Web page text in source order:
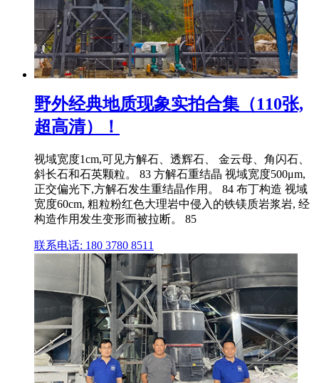
野外经典地质现象实拍合集（110张,
超高清）！
视域宽度1cm,可见方解石、透辉石、 金云母、角闪石、
斜长石和石英颗粒。 83 方解石重结晶 视域宽度500μm,
正交偏光下,方解石发生重结晶作用。 84 布丁构造 视域
宽度60cm, 粗粒粉红色大理岩中侵入的铁镁质岩浆岩, 经
构造作用发生变形而被拉断。 85
联系电话: 180 3780 8511